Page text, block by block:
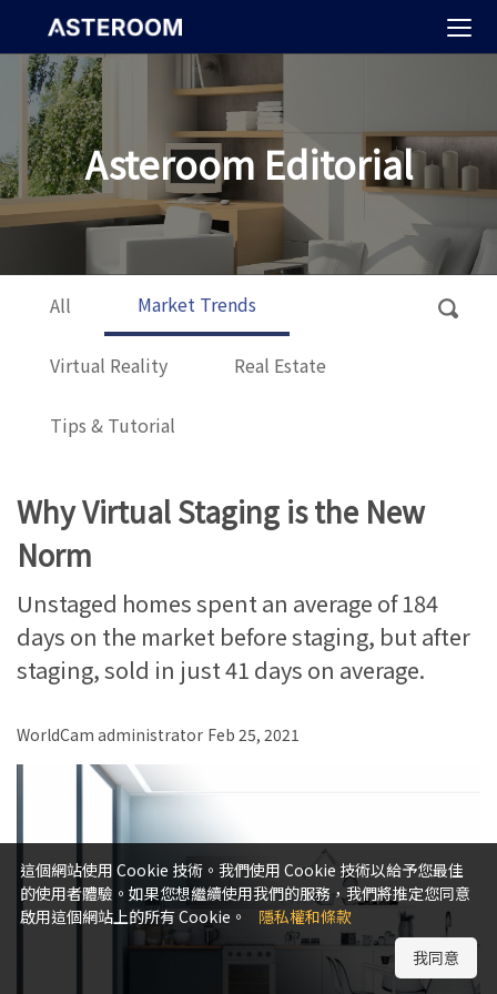
Asteroom Editorial
All Market Trends
Virtual Reality Real Estate
Tips & Tutorial
Why Virtual Staging is the New
Norm
Unstaged homes spent an average of 184
days on the market before staging, but after
staging, sold in just 41 days on average.
WorldCam administrator Feb 25, 2021
這個網站使用 Cookie 技術。我們使用 Cookie 技術以給予您最佳
的使用者體驗。如果您想繼續使用我們的服務，我們將推定您同意
啟用這個網站上的所有 Cookie。
隱私權和條款
我同意